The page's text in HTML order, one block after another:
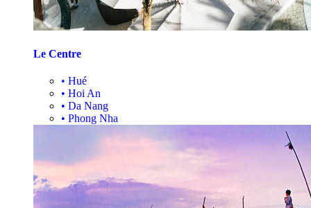
Le Centre
• Hué
• Hoi An
• Da Nang
• Phong Nha